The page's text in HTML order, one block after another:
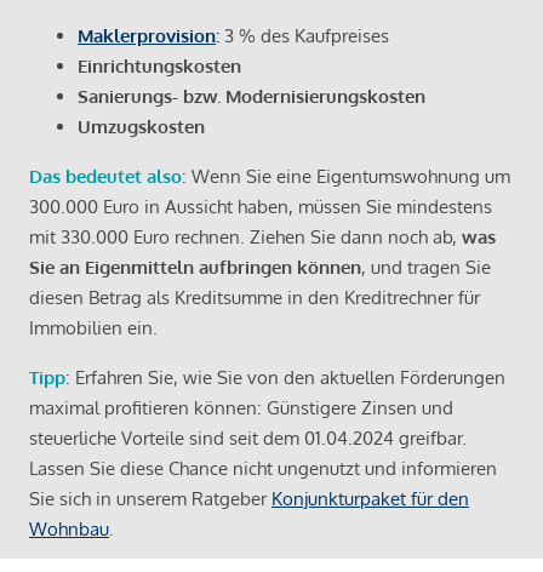
Maklerprovision: 3 % des Kaufpreises
Einrichtungskosten
Sanierungs- bzw. Modernisierungskosten
Umzugskosten
Das bedeutet also: Wenn Sie eine Eigentumswohnung um
300.000 Euro in Aussicht haben, müssen Sie mindestens
mit 330.000 Euro rechnen. Ziehen Sie dann noch ab, was
Sie an Eigenmitteln aufbringen können, und tragen Sie
diesen Betrag als Kreditsumme in den Kreditrechner für
Immobilien ein.
Tipp: Erfahren Sie, wie Sie von den aktuellen Förderungen
maximal profitieren können: Günstigere Zinsen und
steuerliche Vorteile sind seit dem 01.04.2024 greifbar.
Lassen Sie diese Chance nicht ungenutzt und informieren
Sie sich in unserem Ratgeber Konjunkturpaket für den
Wohnbau.